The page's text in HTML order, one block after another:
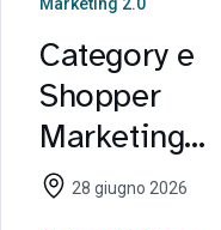
Category e
Shopper
Marketing
2.0: dalla
28 giugno 2026